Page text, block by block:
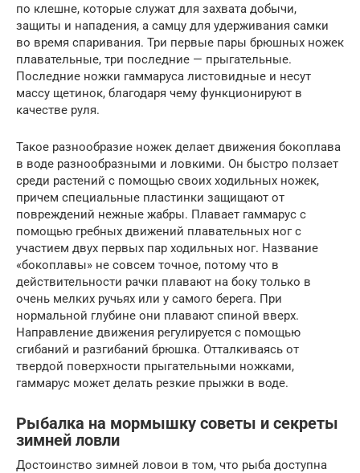
по клешне, которые служат для захвата добычи,
защиты и нападения, а самцу для удерживания самки
во время спаривания. Три первые пары брюшных ножек
плавательные, три последние — прыгательные.
Последние ножки гаммаруса листовидные и несут
массу щетинок, благодаря чему функционируют в
качестве руля.
Такое разнообразие ножек делает движения бокоплава
в воде разнообразными и ловкими. Он быстро ползает
среди растений с помощью своих ходильных ножек,
причем специальные пластинки защищают от
повреждений нежные жабры. Плавает гаммарус с
помощью гребных движений плавательных ног с
участием двух первых пар ходильных ног. Название
«бокоплавы» не совсем точное, потому что в
действительности рачки плавают на боку только в
очень мелких ручьях или у самого берега. При
нормальной глубине они плавают спиной вверх.
Направление движения регулируется с помощью
сгибаний и разгибаний брюшка. Отталкиваясь от
твердой поверхности прыгательными ножками,
гаммарус может делать резкие прыжки в воде.
Рыбалка на мормышку советы и секреты
зимней ловли
Достоинство зимней ловои в том, что рыба доступна